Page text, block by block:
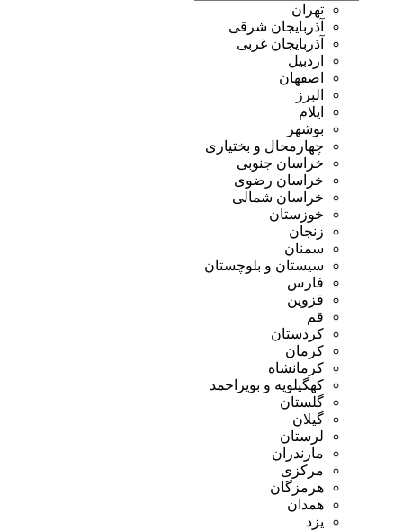
تهران
آذربایجان شرقی
آذربایجان غربی
اردبیل
اصفهان
البرز
ایلام
بوشهر
چهارمحال و بختیاری
خراسان جنوبی
خراسان رضوی
خراسان شمالی
خوزستان
زنجان
سمنان
سیستان و بلوچستان
فارس
قزوین
قم
کردستان
کرمان
کرمانشاه
کهگیلویه و بویراحمد
گلستان
گیلان
لرستان
مازندران
مرکزی
هرمزگان
همدان
یزد